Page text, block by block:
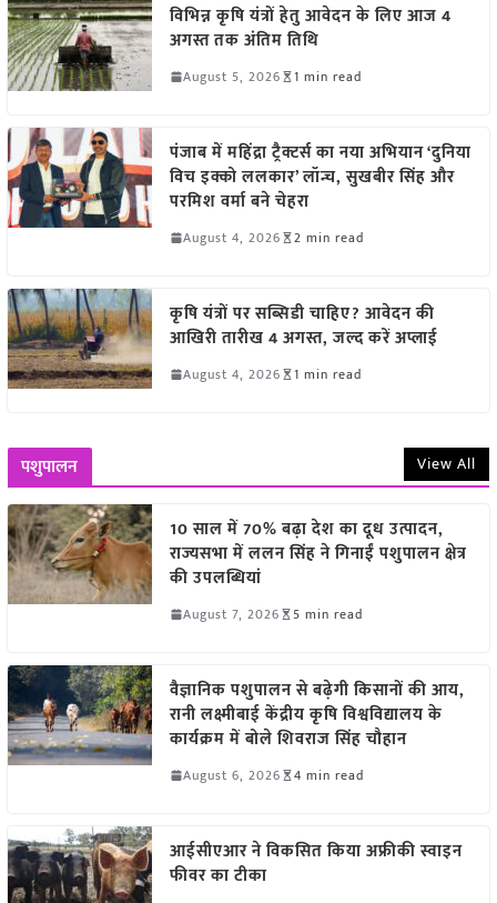
विभिन्न कृषि यंत्रों हेतु आवेदन के लिए आज 4
अगस्त तक अंतिम तिथि
August 5, 2026 1 min read
पंजाब में महिंद्रा ट्रैक्टर्स का नया अभियान ‘दुनिया
विच इक्को ललकार’ लॉन्च, सुखबीर सिंह और
परमिश वर्मा बने चेहरा
August 4, 2026 2 min read
कृषि यंत्रों पर सब्सिडी चाहिए? आवेदन की
आखिरी तारीख 4 अगस्त, जल्द करें अप्लाई
August 4, 2026 1 min read
पशुपालन View All
10 साल में 70% बढ़ा देश का दूध उत्पादन,
राज्यसभा में ललन सिंह ने गिनाईं पशुपालन क्षेत्र
की उपलब्धियां
August 7, 2026 5 min read
वैज्ञानिक पशुपालन से बढ़ेगी किसानों की आय,
रानी लक्ष्मीबाई केंद्रीय कृषि विश्वविद्यालय के
कार्यक्रम में बोले शिवराज सिंह चौहान
August 6, 2026 4 min read
आईसीएआर ने विकसित किया अफ्रीकी स्वाइन
फीवर का टीका